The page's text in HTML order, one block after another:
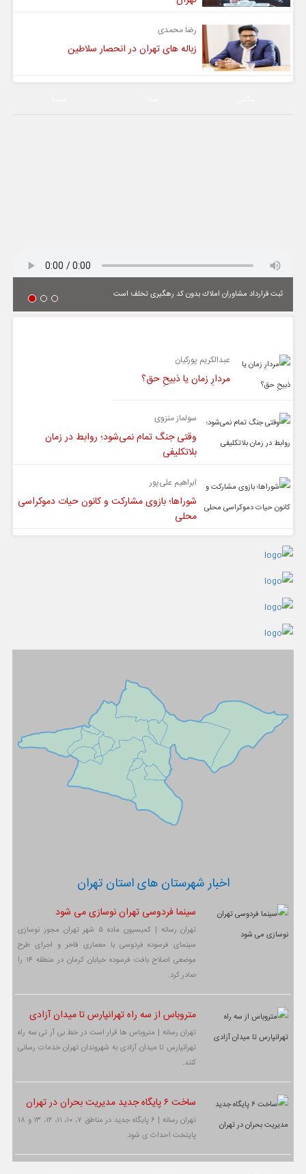
رضا محمدی
زباله های تهران در انحصار سلاطین
ثبت قرارداد مشاوران املاك بدون كد رهگیری تخلف است
عبدالکریم پورکیان
مردارِ زمان یا ذبیحِ حق؟
سولماز منزوی
وقتی جنگ تمام نمی‌شود؛ روابط در زمان
بلاتکلیفی
ابراهیم علی‌پور
شوراها؛ بازوی مشارکت و کانون حیات دموکراسی
محلی
اخبار شهرستان های استان تهران
سینما فردوسی تهران نوسازی می شود
تهران رسانه | کمیسیون ماده ۵ شهر تهران مجوز نوسازی
سینمای فرسوده فردوسی با معماری فاخر و اجرای طرح
موضعی اصلاح بافت فرسوده خیابان کرمان در منطقه ۱۴ را
صادر کرد.
متروباس از سه راه تهرانپارس تا میدان آزادی
تهران رسانه | متروباس ها قرار است در خط بی آر تی سه راه
تهرانپارس تا میدان آزادی به شهروندان تهران خدمات رسانی
کنند.
ساخت ۶ پایگاه جدید مدیریت بحران در تهران
تهران رسانه | ۶ پایگاه جدید در مناطق ۷، ۱۰، ۱۱، ۱۲، ۱۳ و ۱۸
پایتخت احداث ی شود.